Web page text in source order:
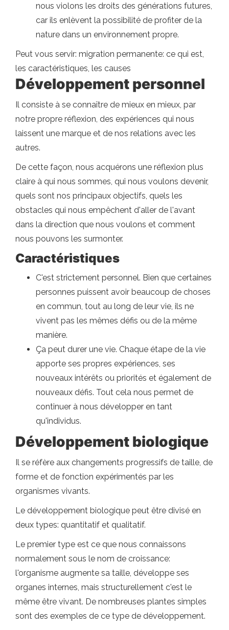
nous violons les droits des générations futures,
car ils enlèvent la possibilité de profiter de la
nature dans un environnement propre.
Peut vous servir: migration permanente: ce qui est,
les caractéristiques, les causes
Développement personnel
Il consiste à se connaître de mieux en mieux, par
notre propre réflexion, des expériences qui nous
laissent une marque et de nos relations avec les
autres.
De cette façon, nous acquérons une réflexion plus
claire à qui nous sommes, qui nous voulons devenir,
quels sont nos principaux objectifs, quels les
obstacles qui nous empêchent d'aller de l'avant
dans la direction que nous voulons et comment
nous pouvons les surmonter.
Caractéristiques
C'est strictement personnel. Bien que certaines
personnes puissent avoir beaucoup de choses
en commun, tout au long de leur vie, ils ne
vivent pas les mêmes défis ou de la même
manière.
Ça peut durer une vie. Chaque étape de la vie
apporte ses propres expériences, ses
nouveaux intérêts ou priorités et également de
nouveaux défis. Tout cela nous permet de
continuer à nous développer en tant
qu'individus.
Développement biologique
Il se réfère aux changements progressifs de taille, de
forme et de fonction expérimentés par les
organismes vivants.
Le développement biologique peut être divisé en
deux types: quantitatif et qualitatif.
Le premier type est ce que nous connaissons
normalement sous le nom de croissance:
l'organisme augmente sa taille, développe ses
organes internes, mais structurellement c'est le
même être vivant. De nombreuses plantes simples
sont des exemples de ce type de développement.